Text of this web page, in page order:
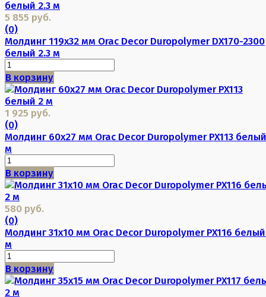
5 855 руб.
(0)
Молдинг 119х32 мм Orac Decor Duropolymer DX170-2300
белый 2.3 м
В корзину
1 925 руб.
(0)
Молдинг 60х27 мм Orac Decor Duropolymer PX113
м
В корзину
580 руб.
(0)
Молдинг 31х10 мм Orac Decor Duropolymer PX116
м
В корзину